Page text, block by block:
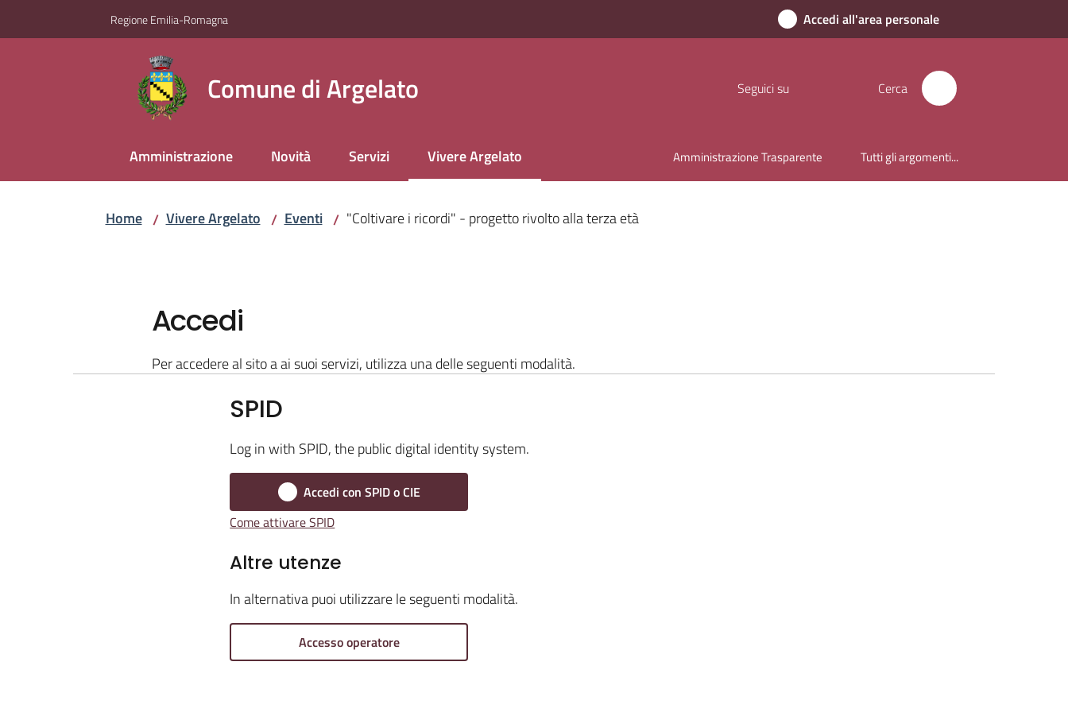
Regione Emilia-Romagna Accedi all'area personale
Comune di Argelato Seguici su Cerca
Amministrazione Novità Servizi Vivere Argelato
Menu selezionato Amministrazione Trasparente Tutti gli argomenti...
Home / Vivere Argelato / Eventi / "Coltivare i ricordi" - progetto rivolto alla terza età
Accedi
Per accedere al sito a ai suoi servizi, utilizza una delle seguenti modalità.
SPID
Log in with SPID, the public digital identity system.
Accedi con SPID o CIE
Come attivare SPID
Altre utenze
In alternativa puoi utilizzare le seguenti modalità.
Accesso operatore